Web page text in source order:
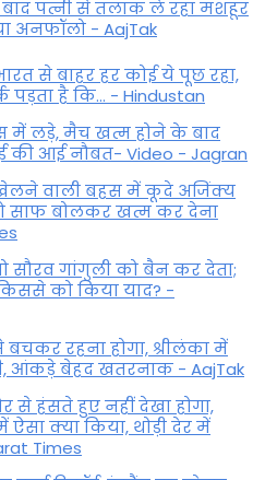
पत्नी से तलाक ले रहा मशहूर
अनफॉलो - AajTak
से बाहर हर कोई ये पूछ रहा,
पड़ता है कि… - Hindustan
में लड़े, मैच खत्म होने के बाद
की आई नौबत- Video - Jagran
खेलने वाली बहस में कूदे अजिंक्य
साफ बोलकर खत्म कर देना
सौरव गांगुली को बैन कर देता;
को किया याद? -
बचकर रहना होगा, श्रीलंका में
आंकड़े बेहद खतरनाक - AajTak
से हंसते हुए नहीं देखा होगा,
क्या किया, थोड़ी देर में
Times